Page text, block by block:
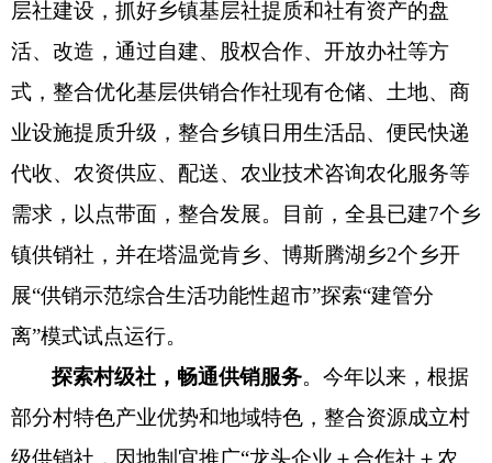
层社建设，抓好乡镇基层社提质和社有资产的盘
活、改造，通过自建、股权合作、开放办社等方
式，整合优化基层供销合作社现有仓储、土地、商
业设施提质升级，整合乡镇日用生活品、便民快递
代收、农资供应、配送、农业技术咨询农化服务等
需求，以点带面，整合发展。目前，全县已建7个乡
镇供销社，并在塔温觉肯乡、 博斯腾湖乡2个乡开
展“供销示范综合生活功能性超市”探索“建管分
离”模式试点运行。
探索村级社，畅通供销服务。今年以来，根据
部分村特色产业优势和地域特色，整合资源成立村
级供销社，因地制宜推广“龙头企业＋合作社＋农